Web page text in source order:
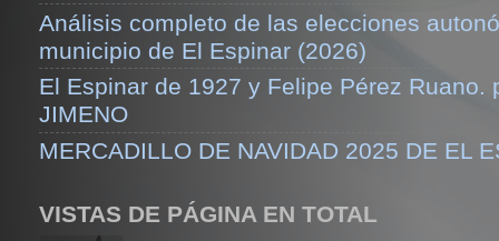
Análisis completo de las elecciones
municipio de El Espinar (2026)
El Espinar de 1927 y Felipe Pérez Ruano.
JIMENO
MERCADILLO DE NAVIDAD 2025 DE EL
VISTAS DE PÁGINA EN TOTAL